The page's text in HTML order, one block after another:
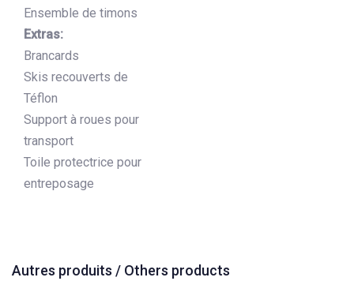
Ensemble de timons
Extras:
Brancards
Skis recouverts de
Téflon
Support à roues pour
transport
Toile protectrice pour
entreposage
Autres produits / Others products